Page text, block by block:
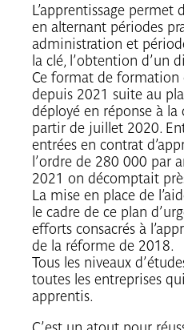
L’apprentissage permet
en alternant périodes
administration et
la clé, l’obtention d’un
Ce format de formation
depuis 2021 suite au
déployé en réponse à la
partir de juillet 2020.
entrées en contrat
l’ordre de 280 000 par
2021 on décomptait
La mise en place de
le cadre de ce plan
efforts consacrés à
de la réforme de 2018.
Tous les niveaux
toutes les entreprises
apprentis.